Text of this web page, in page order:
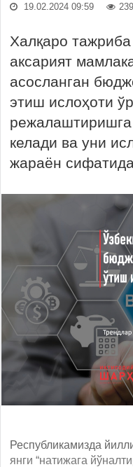
19.02.2024 09:59 239
Халқаро
аксарият
асосланган
этиш ислоҳоти
режалаштиришга
келади ва уни
жараён
Республикамизда
янги “натижага